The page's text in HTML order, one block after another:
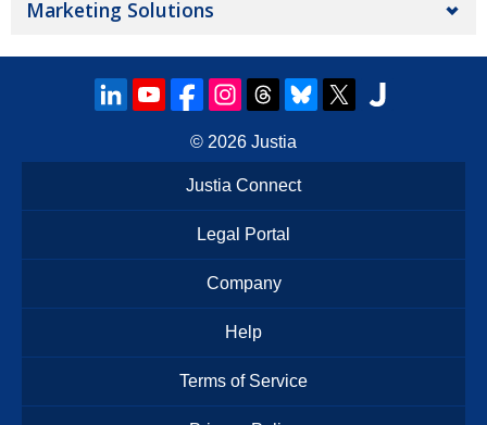
Marketing Solutions
© 2026 Justia
Justia Connect
Legal Portal
Company
Help
Terms of Service